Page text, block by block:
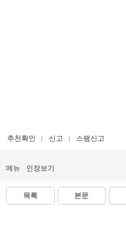
추천확인 신고 스팸신고
메뉴 인장보기
목록 본문